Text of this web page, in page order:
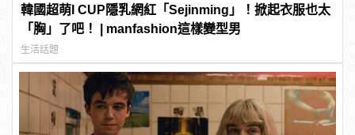
韓國超萌I CUP隱乳網紅「Sejinming」！掀起衣服也太
「胸」了吧！ | manfashion這樣變型男
生活話題